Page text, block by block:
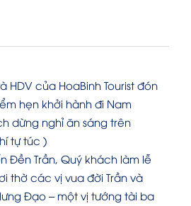
HDV của HoaBinh Tourist đón
hẹn khởi hành đi Nam
dừng nghỉ ăn sáng trên
tự túc )
Đền Trần, Quý khách làm lễ
thờ các vị vua đời Trần và
Đạo – một vị tướng tài ba